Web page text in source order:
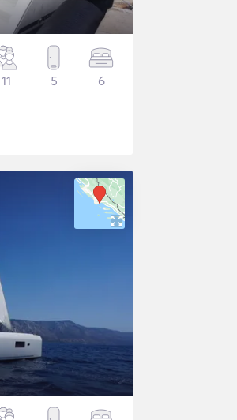
11 5 6